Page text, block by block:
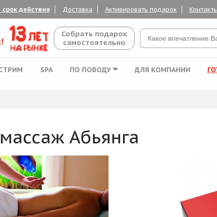
действия Доставка Активировать подарок
Собрать подарок
самостоятельно
SPA ПО ПОВОДУ ДЛЯ КОМПАНИИ
Абьянга